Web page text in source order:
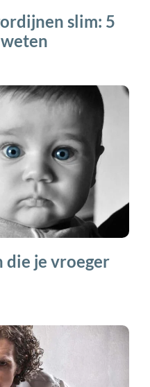
slim: 5
die je vroeger